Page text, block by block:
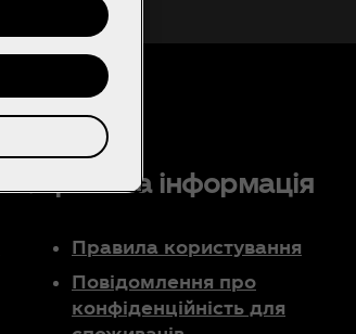
правова інформація
Правила користування
Повідомлення про
конфіденційність для